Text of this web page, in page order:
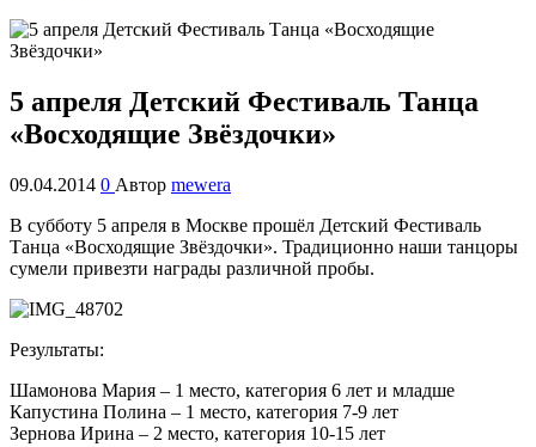
5 апреля Детский Фестиваль Танца
«Восходящие Звёздочки»
09.04.2014 0 Автор mewera
В субботу 5 апреля в Москве прошёл Детский Фестиваль
Танца «Восходящие Звёздочки». Традиционно наши танцоры
сумели привезти награды различной пробы.
Результаты:
Шамонова Мария – 1 место, категория 6 лет и младше
Капустина Полина – 1 место, категория 7-9 лет
Зернова Ирина – 2 место, категория 10-15 лет